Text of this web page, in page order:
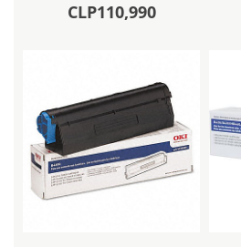
CLP110,990